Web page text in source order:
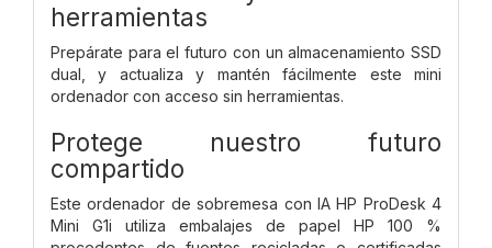
herramientas
Prepárate para el futuro con un almacenamiento SSD
dual, y actualiza y mantén fácilmente este mini
ordenador con acceso sin herramientas.
Protege nuestro futuro
compartido
Este ordenador de sobremesa con IA HP ProDesk 4
Mini G1i utiliza embalajes de papel HP 100 %